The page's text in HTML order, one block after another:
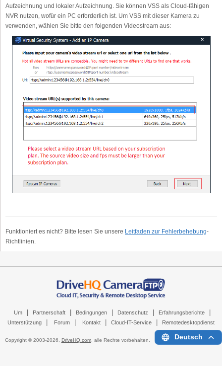
Aufzeichnung und lokaler Aufzeichnung. Sie können VSS als Cloud-fähigen
NVR nutzen, wofür ein PC erforderlich ist. Um VSS mit dieser Kamera zu
verwenden, wählen Sie bitte den folgenden Videostream aus:
Funktioniert es nicht? Bitte lesen Sie unsere Leitfaden zur Fehlerbehebung-
Richtlinien.
Um Partnerschaft Bedingungen Datenschutz Erfahrungsberichte
Unterstützung Forum Kontakt Cloud-IT-Service Remotedesktopdienst
Copyright © 2003-2026, DriveHQ.com, alle Rechte vorbehalten. Deutsch